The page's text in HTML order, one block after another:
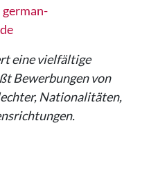
german-
eine vielfältige
Bewerbungen von
Nationalitäten,